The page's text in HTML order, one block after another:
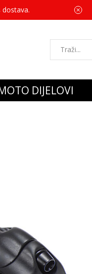
dostava.
DIJELOVI